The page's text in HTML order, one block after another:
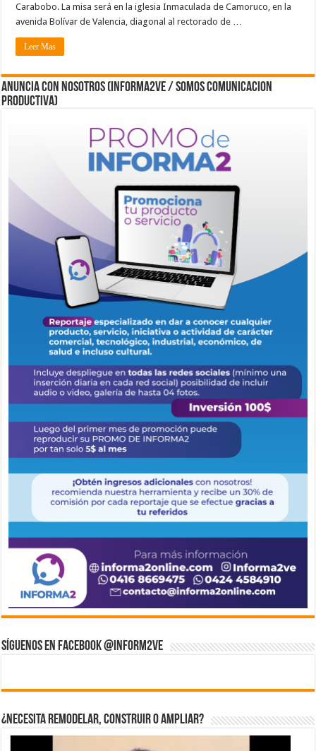
Carabobo. La misa será en la iglesia Inmaculada de Camoruco, en la
avenida Bolívar de Valencia, diagonal al rectorado de …
Leer Mas
ANUNCIA CON NOSOTROS (Informa2ve / Somos Comunicacion
Productiva)
Síguenos en Facebook @inform2Ve
¿Necesita Remodelar, Construir o ampliar?